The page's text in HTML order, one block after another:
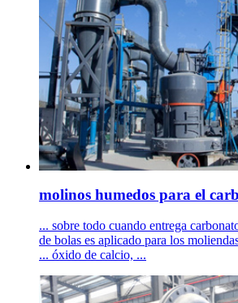
molinos humedos para el
... sobre todo cuando entrega
de bolas es aplicado para los
... óxido de calcio, ...